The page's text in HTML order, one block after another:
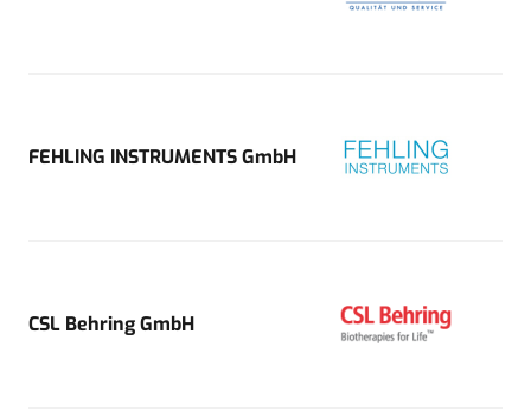
FEHLING INSTRUMENTS GmbH
CSL Behring GmbH